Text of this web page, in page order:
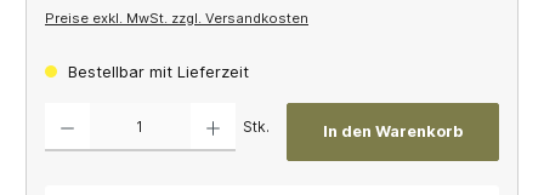
Preise exkl. MwSt. zzgl. Versandkosten
Bestellbar mit Lieferzeit
Stk. In den Warenkorb